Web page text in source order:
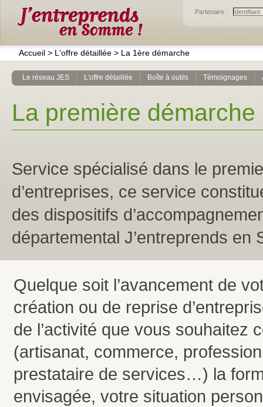
Partenaire :
Accueil > L'offre détaillée > La 1ère démarche
Le réseau JES L'offre détaillée Boîte à outils Témoignages
La première démarche
Service spécialisé dans le
d’entreprises, ce service
des dispositifs
départemental J’entreprends en
Quelque soit l’avancement de
création ou de reprise
de l’activité que vous souhaitez
(artisanat, commerce,
prestataire de services…) la
envisagée, votre situation